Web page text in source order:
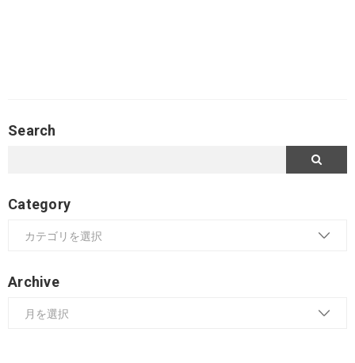
Search
Category
Archive